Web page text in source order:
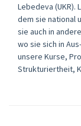
Lebedeva (UKR).
dem sie national
sie auch in
wo sie sich in
unsere Kurse,
Strukturiertheit,